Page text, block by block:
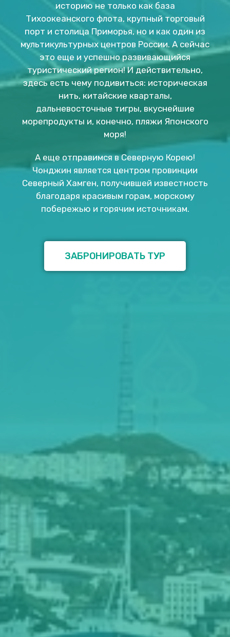
историю не только как база
Тихоокеанского флота, крупный торговый
порт и столица Приморья, но и как один из
мультикультурных центров России. А сейчас
это еще и успешно развивающийся
туристический регион! И действительно,
здесь есть чему подивиться: историческая
нить, китайские кварталы,
дальневосточные тигры, вкуснейшие
морепродукты и, конечно, пляжи Японского
моря!
А еще отправимся в Северную Корею!
Чонджин является центром провинции
Северный Хамген, получившей известность
благодаря красивым горам, морскому
побережью и горячим источникам.
ЗАБРОНИРОВАТЬ ТУР